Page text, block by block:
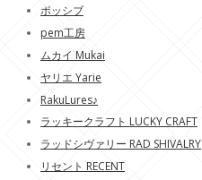
ポッシブ
pem工房
ムカイ Mukai
ヤリエ Yarie
RakuLures♪
ラッキークラフト LUCKY CRAFT
ラッドシヴァリー RAD SHIVALRY
リセント RECENT